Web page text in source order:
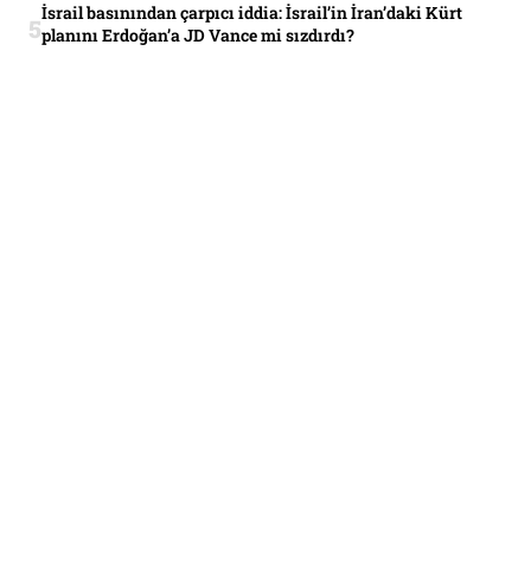
İsrail basınından çarpıcı iddia: İsrail’in İran’daki Kürt
planını Erdoğan’a JD Vance mi sızdırdı?